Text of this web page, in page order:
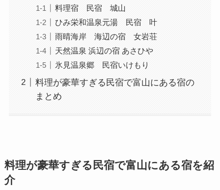
料理宿 民宿 城山
ひみ栄和温泉元湯 民宿 叶
雨晴海岸 海辺の宿 女岩荘
天然温泉 浜辺の宿 あさひや
氷見温泉郷 民宿いけもり
料理が豪華すぎる民宿で富山にある宿の
まとめ
料理が豪華すぎる民宿で富山にある宿を紹
介